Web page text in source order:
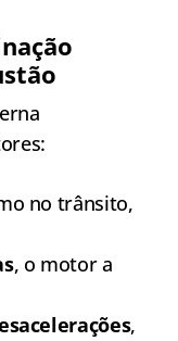
no trânsito,
, o motor a
,